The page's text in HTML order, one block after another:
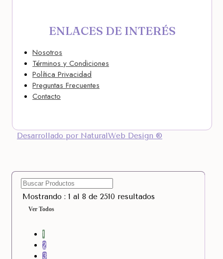
ENLACES DE INTERÉS
Nosotros
Términos y Condiciones
Política Privacidad
Preguntas Frecuentes
Contacto
Desarrollado por NaturalWeb Design ®
Mostrando : 1 al 8 de 2510 resultados
Ver Todos
1
2
3